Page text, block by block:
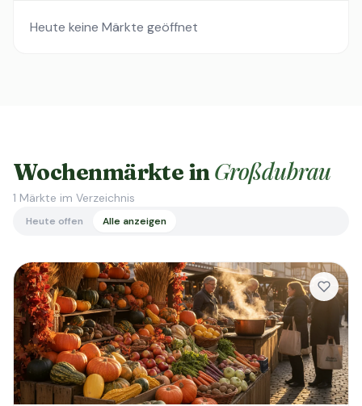
Heute keine Märkte geöffnet
Wochenmärkte inGroßdubrau
1 Märkte im Verzeichnis
Heute offen Alle anzeigen